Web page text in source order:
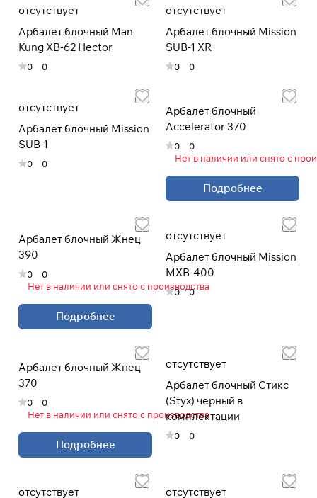
отсутствует
Арбалет блочный Man
Kung XB-62 Hector
0 0
отсутствует
Арбалет блочный Mission
SUB-1 XR
0 0
отсутствует
Арбалет блочный Mission
SUB-1
0 0
Арбалет блочный
Accelerator 370
0
0
Нет в наличии или снято с
Подробнее
Арбалет блочный Жнец
390
0
0
Нет в наличии или снято с производства
Подробнее
отсутствует
Арбалет блочный Mission
MXB-400
0 0
Арбалет блочный Жнец
370
0
0
Нет в наличии или снято с производства
Подробнее
отсутствует
Арбалет блочный Стикс
(Styx) черный в
комплектации
0 0
отсутствует отсутствует
раз в 2 недели
раз
8 800 302-02-51
plait.ru